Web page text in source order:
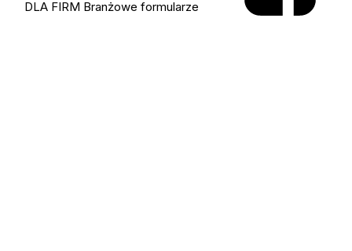
DLA FIRM Branżowe formularze